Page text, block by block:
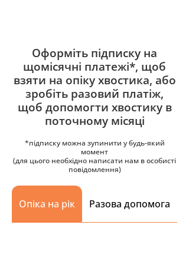
Оформіть підписку на
щомісячні платежі*, щоб
взяти на опіку хвостика, або
зробіть разовий платіж,
щоб допомогти хвостику в
поточному місяці
*підписку можна зупинити у будь-який
момент
(для цього необхідно написати нам в особисті
повідомлення)
Опіка на рік Разова допомога